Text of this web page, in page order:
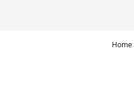
Home